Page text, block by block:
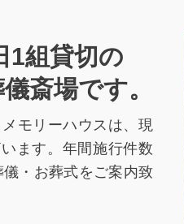
1組貸切の
斎場です。
モリーハウスは、現
ます。年間施行件数
・お葬式をご案内致